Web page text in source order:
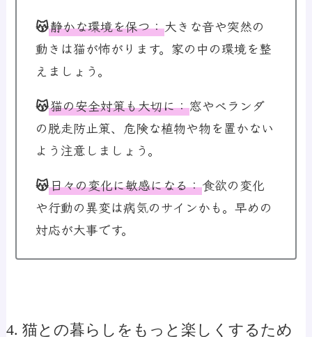
😽静かな環境を保つ：大きな音や突然の
動きは猫が怖がります。家の中の環境を整
えましょう。
😽猫の安全対策も大切に：窓やベランダ
の脱走防止策、危険な植物や物を置かない
よう注意しましょう。
😽日々の変化に敏感になる：食欲の変化
や行動の異変は病気のサインかも。早めの
対応が大事です。
4. 猫との暮らしをもっと楽しくするため